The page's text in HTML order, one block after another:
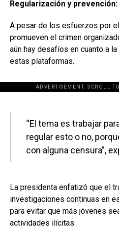
Regularización y
A pesar de los esfuerzos por
promueven el crimen
aún hay desafíos en cuanto a
estas plataformas.
ADVERTISEMENT. SCROLL
[adsforwp
“El tema es trabajar
regular esto o no,
con alguna censura”,
La presidenta enfatizó que el
investigaciones continuas en
para evitar que más jóvenes
actividades ilícitas.